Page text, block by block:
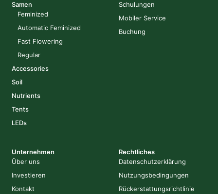
Samen
Feminized
Automatic Feminized
Fast Flowering
Regular
Accessories
Soil
Nutrients
Tents
LEDs
Schulungen
Mobiler Service
Buchung
Unternehmen
Über uns
Investieren
Kontakt
Rechtliches
Datenschutzerklärung
Nutzungsbedingungen
Rückerstattungsrichtlinie